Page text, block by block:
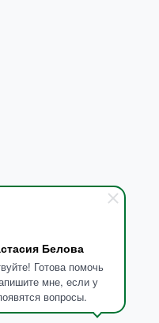
Белова
Готова помочь
мне, если у
вопросы.